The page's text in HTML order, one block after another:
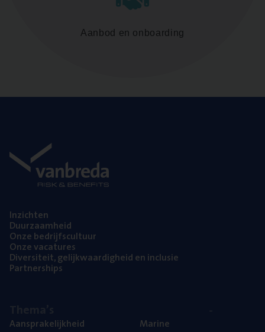
Aanbod en onboarding
Inzich­ten
Duur­zaam­heid
Onze bedrijfs­cul­tuur
Onze vaca­tu­res
Diver­si­teit, gelijk­waar­dig­heid en inclusie
Part­ner­ships
Aan­spra­ke­lijk­heid
Mari­ne